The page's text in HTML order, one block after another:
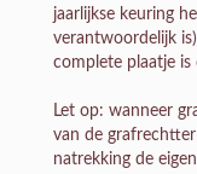
jaarlijkse keuring
verantwoordelijk
complete plaatje
Let op: wanneer
van de
natrekking de